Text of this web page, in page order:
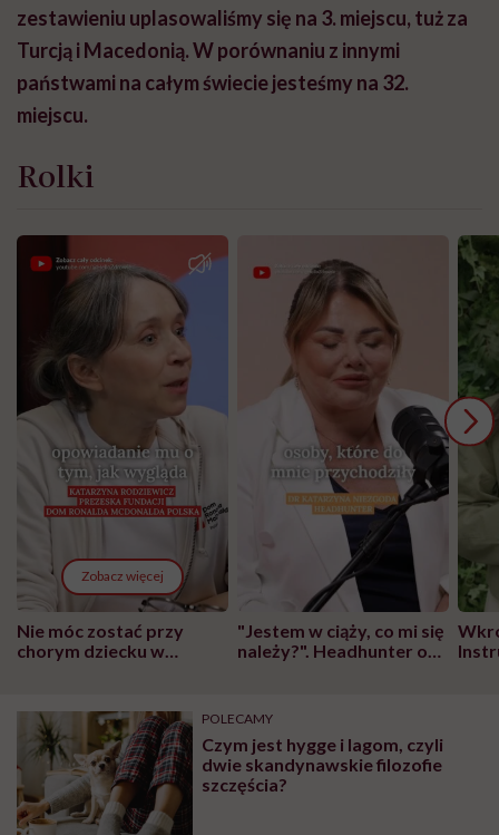
zestawieniu uplasowaliśmy się na 3. miejscu, tuż za
Turcją i Macedonią. W porównaniu z innymi
państwami na całym świecie jesteśmy na 32.
miejscu.
Rolki
Zobacz więcej
Nie móc zostać przy
chorym dziecku w
może chyba tylko
głupota i brak
wyobraźni"
"Jestem w ciąży, co mi się
należy?". Headhunter o
pracy
POLECAMY
Czym jest hygge i lagom, czyli
dwie skandynawskie filozofie
szczęścia?